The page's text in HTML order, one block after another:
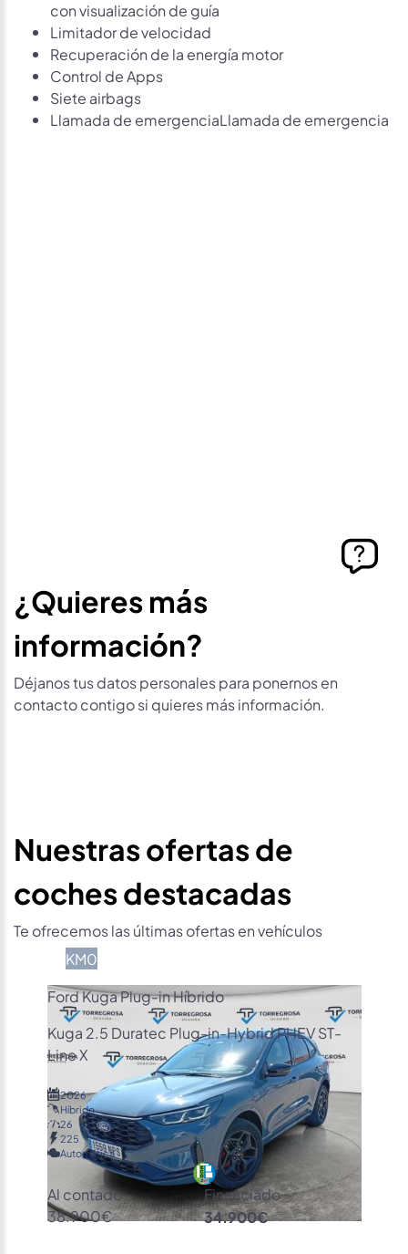
con visualización de guía
Limitador de velocidad
Recuperación de la energía motor
Control de Apps
Siete airbags
Llamada de emergenciaLlamada de emergencia
¿Quieres más
información?
Déjanos tus datos personales para ponernos en
contacto contigo si quieres más información.
Nuestras ofertas de
coches destacadas
Te ofrecemos las últimas ofertas en vehículos
KM0
Ford Kuga Plug-in Híbrido
Kuga 2.5 Duratec Plug-in-Hybrid PHEV ST-
Line X
2026
Híbrido
26
225
Automática
Al contado
38.900€
Financiado
34.900€